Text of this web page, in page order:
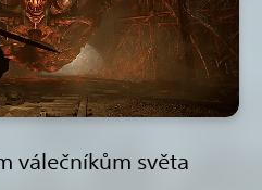
válečníkům světa